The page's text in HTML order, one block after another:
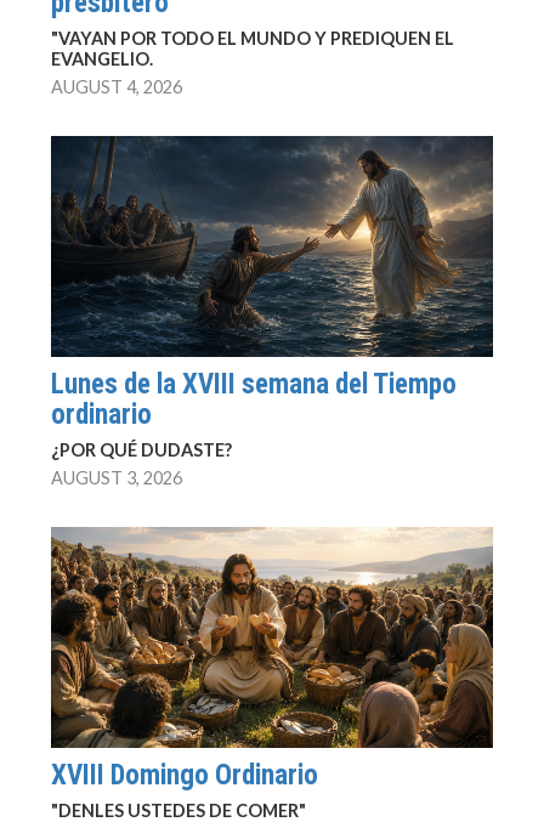
"VAYAN POR TODO EL MUNDO Y PREDIQUEN EL
EVANGELIO.
AUGUST 4, 2026
Lunes de la XVIII semana del Tiempo
ordinario
¿POR QUÉ DUDASTE?
AUGUST 3, 2026
XVIII Domingo Ordinario
"DENLES USTEDES DE COMER"